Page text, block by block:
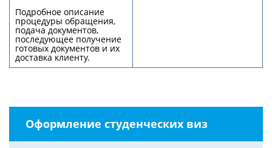
Подробное описание
процедуры обращения,
подача документов,
последующее получение
готовых документов и их
доставка клиенту.
Оформление студенческих виз